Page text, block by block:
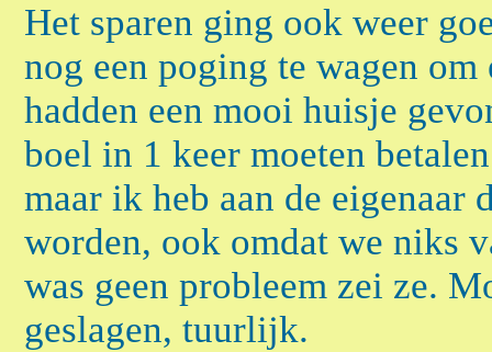
Het sparen ging ook weer
nog een poging te wagen om
hadden een mooi huisje
boel in 1 keer moeten
maar ik heb aan de eigenaar
worden, ook omdat we niks
was geen probleem zei ze.
geslagen, tuurlijk.